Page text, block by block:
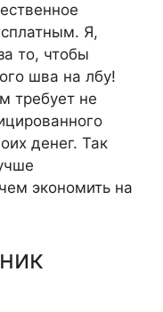
Я,
то, чтобы
шва на лбу!
требует не
денег. Так
экономить на